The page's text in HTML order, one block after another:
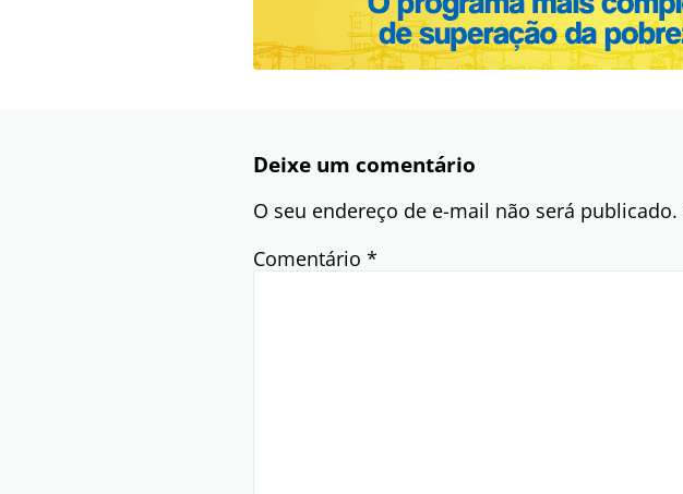
Deixe um comentário
O seu endereço de e-mail não será publicado.
Comentário *